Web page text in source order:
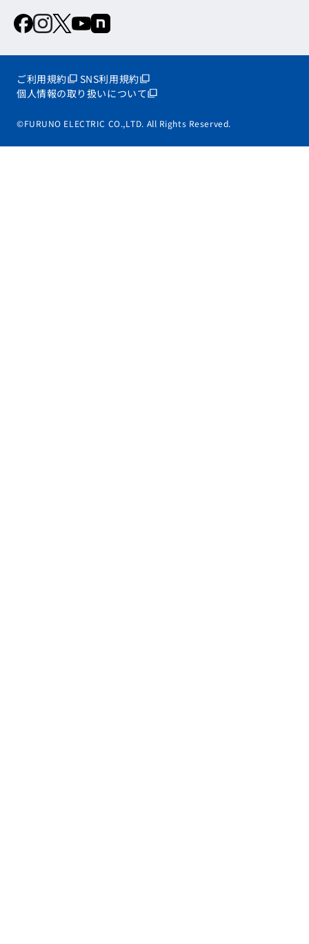
ご利用規約
SNS利用規約
個人情報の取り扱いについて
©FURUNO ELECTRIC CO.,LTD. All Rights Reserved.